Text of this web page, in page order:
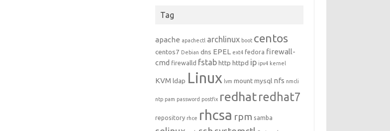
Tag
apache apachectl archlinux boot centos
centos7 Debian dns EPEL ext4 fedora firewall-
cmd firewalld fstab http httpd ip ipv4 kernel
KVM ldap Linux lvm mount mysql nfs nmcli
ntp pam password postfix redhatredhat7
repository rhce rhcsa rpm samba